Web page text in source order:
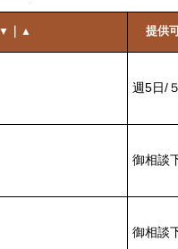
▼ ▲ 提供
週5日/
御相談
御相談